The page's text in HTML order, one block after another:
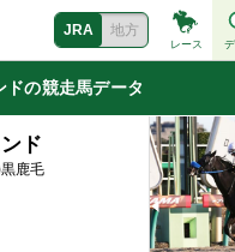
JRA 地方
レース
ドの競走馬データ
ド
鹿毛